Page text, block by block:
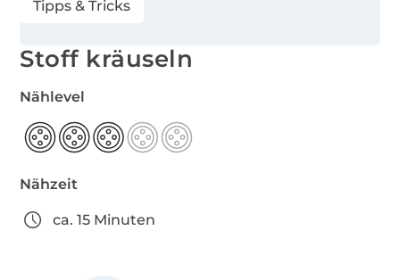
Tipps & Tricks
Stoff kräuseln
Nählevel
Nähzeit
ca. 15 Minuten